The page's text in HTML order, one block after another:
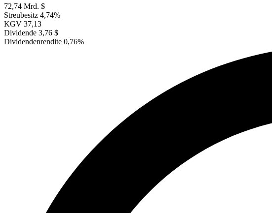
72,74 Mrd. $
Streubesitz 4,74%
KGV 37,13
Dividende 3,76 $
Dividendenrendite 0,76%